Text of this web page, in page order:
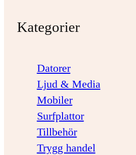
Kategorier
Datorer
Ljud & Media
Mobiler
Surfplattor
Tillbehör
Trygg handel